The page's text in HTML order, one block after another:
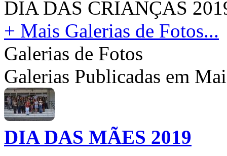
DIA DAS CRIANÇAS
+ Mais Galerias de Fotos...
Galerias de Fotos
Galerias Publicadas em
DIA DAS MÃES 2019